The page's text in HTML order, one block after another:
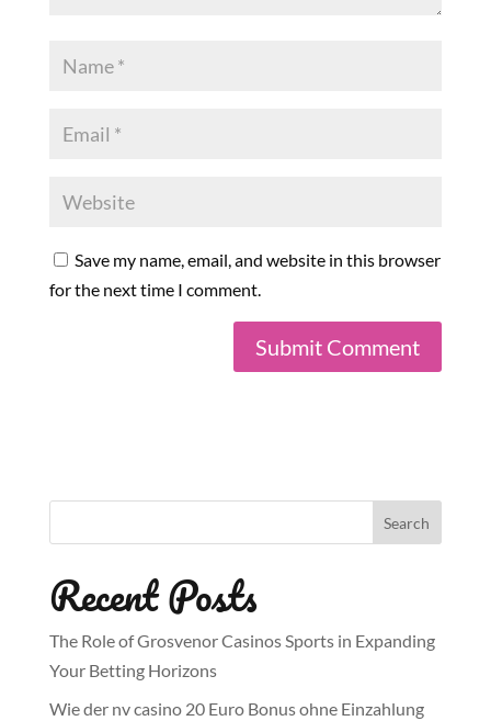
Save my name, email, and website in this browser
for the next time I comment.
Search
Recent Posts
The Role of Grosvenor Casinos Sports in Expanding
Your Betting Horizons
Wie der nv casino 20 Euro Bonus ohne Einzahlung